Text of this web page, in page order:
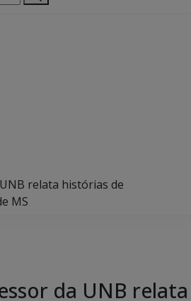
relata histórias de
MS
da UNB relata